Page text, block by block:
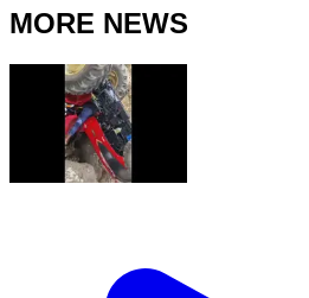
MORE NEWS